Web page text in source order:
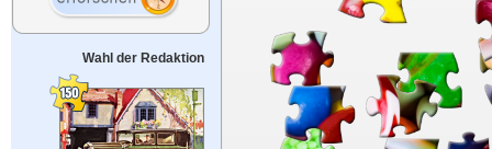
Wahl der Redaktion